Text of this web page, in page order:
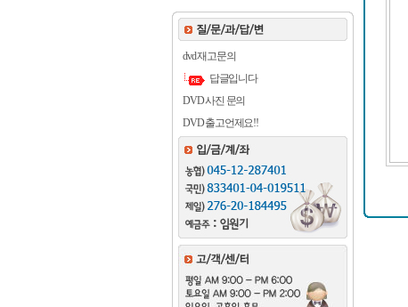
dvd 재고문의
답글입니다
DVD 사진 문의
DVD 출고언제요!!